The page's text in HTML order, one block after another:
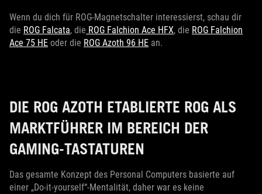
Wenn du dich für ROG-Magnetschalter interessierst, schau dir
die ROG Falcata, die ROG Falchion Ace HFX, die ROG Falchion
Ace 75 HE oder die ROG Azoth 96 HE an.
DIE ROG AZOTH ETABLIERTE ROG ALS
MARKTFÜHRER IM BEREICH DER
GAMING-TASTATUREN
Das gesamte Konzept des Personal Computers basierte auf
einer „Do-it-yourself“-Mentalität, daher war es keine